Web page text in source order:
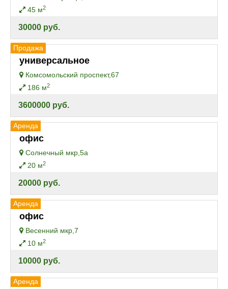
45 м2
30000 руб.
Продажа
универсальное
Комсомольский проспект,67
186 м2
3600000 руб.
Аренда
офис
Солнечный мкр,5а
20 м2
20000 руб.
Аренда
офис
Весенний мкр,7
10 м2
10000 руб.
Аренда